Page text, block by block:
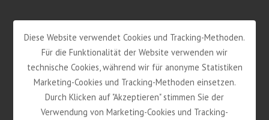
Diese Website verwendet Cookies und Tracking-Methoden.
Für die Funktionalität der Website verwenden wir
technische Cookies, während wir für anonyme Statistiken
Marketing-Cookies und Tracking-Methoden einsetzen.
Durch Klicken auf "Akzeptieren" stimmen Sie der
Verwendung von Marketing-Cookies und Tracking-